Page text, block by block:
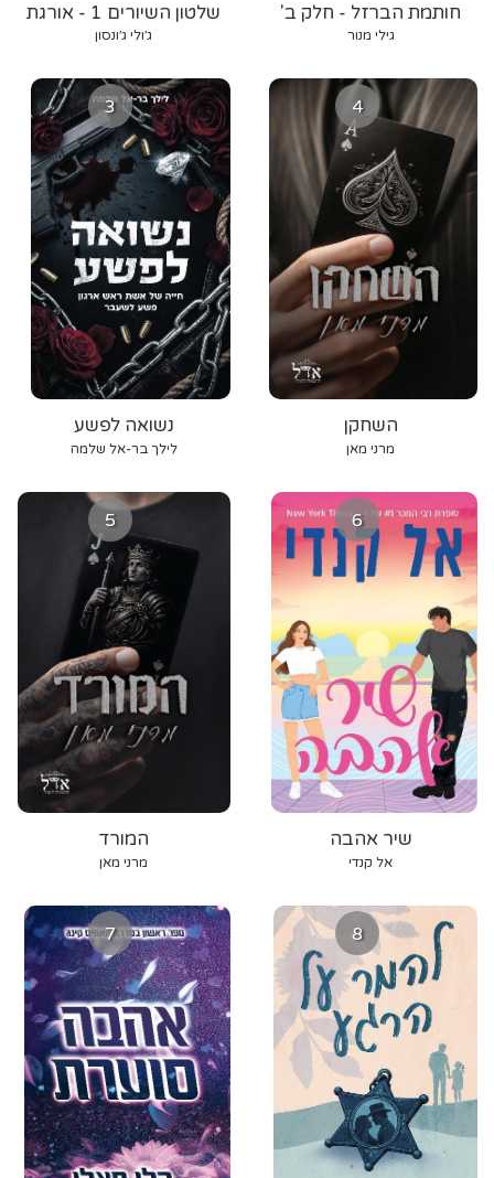
שלטון השיורים 1 - אורגת
הרוח
ג׳ולי ג׳ונסון
חותמת הברזל - חלק ב'
גילי מנור
3
נשואה לפשע
לילך בר-אל שלמה
4
השחקן
מרני מאן
5
המורד
מרני מאן
6
שיר אהבה
אל קנדי
7 8